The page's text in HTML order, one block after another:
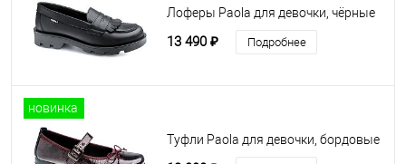
Лоферы Paola для девочки, чёрные
13 490 ₽ Подробнее
новинка
Туфли Paola для девочки, бордовые